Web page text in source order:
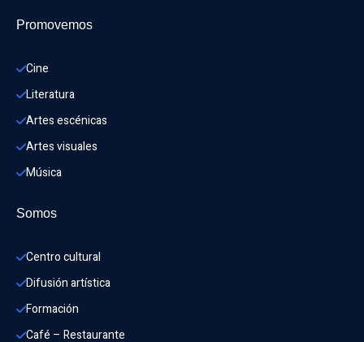
Promovemos
Cine
Literatura
Artes escénicas
Artes visuales
Música
Somos
Centro cultural
Difusión artística
Formación
Café – Restaurante